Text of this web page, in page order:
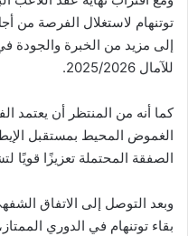
توتنهام لاستغلال الفرصة
إلى مزيد من الخبرة
للآمال 2025/2026.
كما أنه من المنتظر أن يعتمد
الغموض المحيط بمستقبل
الصفقة المحتملة تعزيزًا قويًا
وبعد التوصل إلى الاتفاق
بقاء توتنهام في الدوري